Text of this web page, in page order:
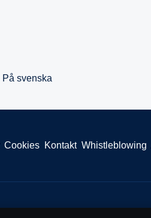
På svenska
Cookies Kontakt Whistleblowing